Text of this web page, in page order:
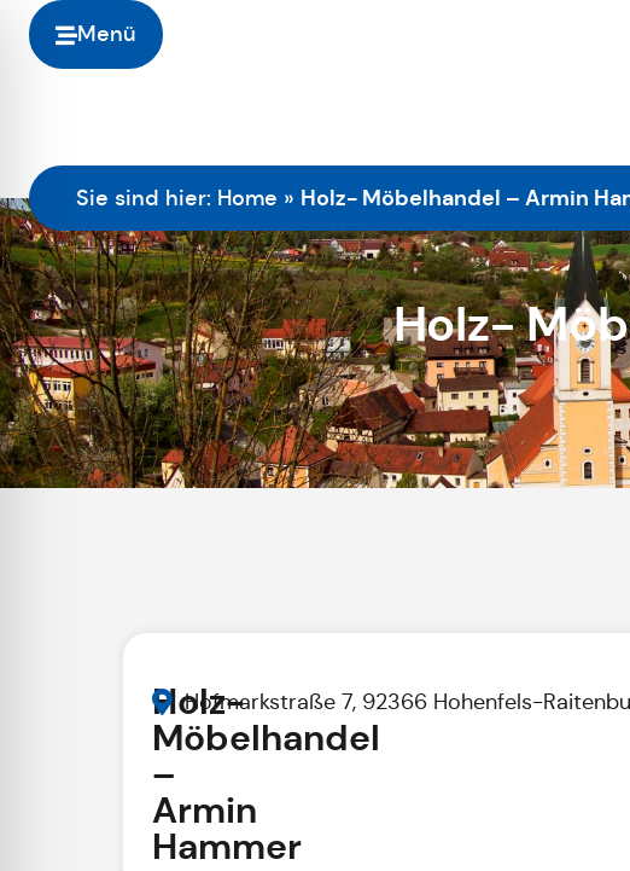
Menü
Sie sind hier: Home » Holz- Möbelhandel – Armin
Holz-
Holz-
Möbelhandel
–
Armin
Hammer
Hofmarkstraße 7, 92366 Hohenfels-